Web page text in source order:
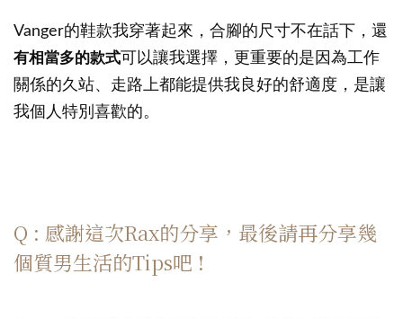
Vanger的鞋款我穿著起來，合腳的尺寸不在話下，還
有相當多的款式可以讓我選擇，更重要的是因為工作
關係的久站、走路上都能提供我良好的舒適度，是讓
我個人特別喜歡的。
Q : 感謝這次Rax的分享，最後請再分享幾
個質男生活的Tips吧 !